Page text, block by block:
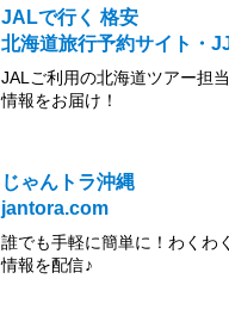
JALで行く 格安
北海道旅行予約サイト・
JALご利用の北海道ツアー担
情報をお届け！
じゃんトラ沖縄
jantora.com
誰でも手軽に簡単に！わくわ
情報を配信♪